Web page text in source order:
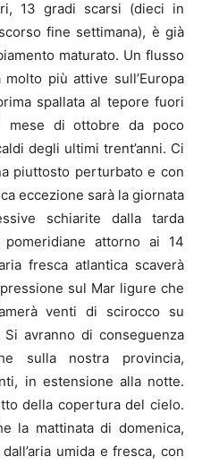
13 gradi scarsi (dieci in
fine settimana), è già
maturato. Un flusso
più attive sull’Europa
spallata al tepore fuori
mese di ottobre da poco
degli ultimi trent’anni. Ci
piuttosto perturbato e con
eccezione sarà la giornata
schiarite dalla tarda
attorno ai 14
fresca atlantica scaverà
sul Mar ligure che
venti di scirocco su
avranno di conseguenza
sulla nostra provincia,
in estensione alla notte.
della copertura del cielo.
la mattinata di domenica,
umida e fresca, con